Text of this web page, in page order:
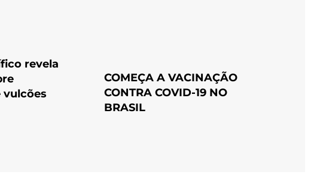
revela
COMEÇA A VACINAÇÃO
CONTRA COVID-19 NO
BRASIL